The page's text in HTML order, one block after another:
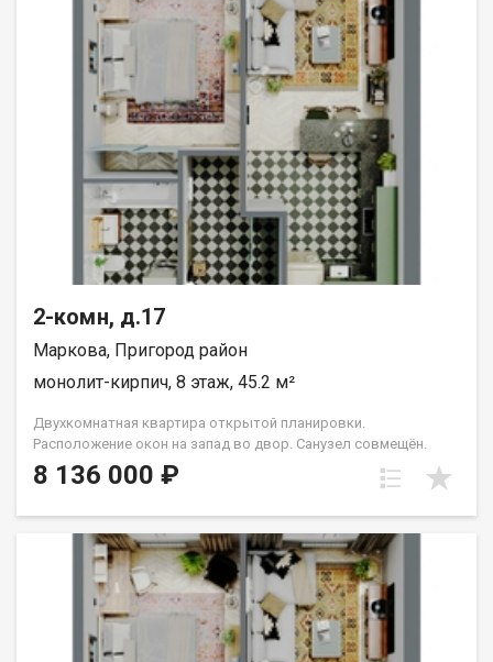
2-комн, д.17
Маркова, Пригород район
монолит-кирпич, 8 этаж, 45.2 м²
Двухкомнатная квартира открытой планировки.
Расположение окон на запад во двор. Санузел совмещён.
Кухня выделена в нишу. Идеальное решение для первого
жилья или в качестве инвестиций. Прекрасно подойдет
8 136 000 ₽